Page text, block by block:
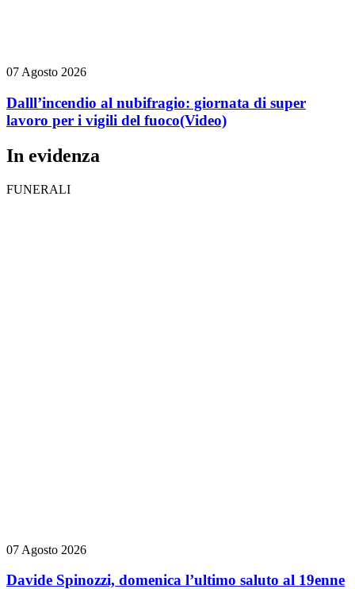
07 Agosto 2026
Dalll’incendio al nubifragio: giornata di super
lavoro per i vigili del fuoco(Video)
In evidenza
FUNERALI
07 Agosto 2026
Davide Spinozzi, domenica l’ultimo saluto al 19enne